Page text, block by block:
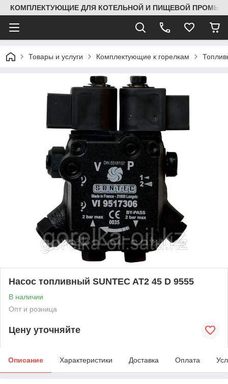
КОМПЛЕКТУЮЩИЕ ДЛЯ КОТЕЛЬНОЙ И ПИЩЕВОЙ
Товары и услуги Комплектующие к горелкам
Насос топливный SUNTEC AT2 45 D 9555
В наличии
Опт и розница
Цену уточняйте
Описание Характеристики Доставка Оплата